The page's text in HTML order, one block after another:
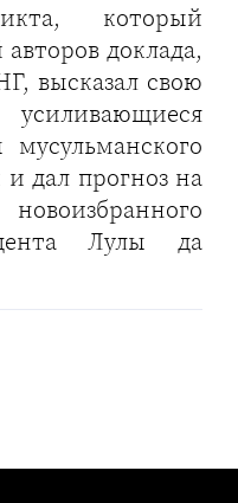
который
доклада,
высказал свою
дал прогноз на
Лулы да